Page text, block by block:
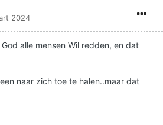
2024
alle mensen Wil redden, en dat
naar zich toe te halen..maar dat